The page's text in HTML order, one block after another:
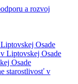
a rozvoj
Osade
Liptovskej Osade
Osade
starostlivosť v